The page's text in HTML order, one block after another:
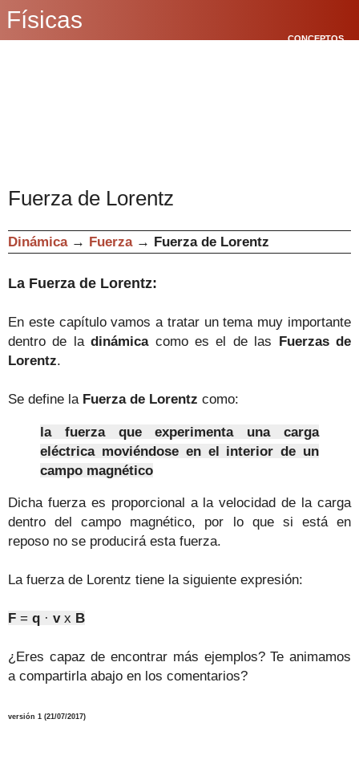
Físicas
CONCEPTOS
Fuerza de Lorentz
Dinámica → Fuerza → Fuerza de Lorentz
La Fuerza de Lorentz:
En este capítulo vamos a tratar un tema muy importante
dentro de ladinámica como es el de las Fuerzas de
Lorentz.
Se define la Fuerza de Lorentz como:
la fuerza que experimenta una carga
eléctrica moviéndose en el interior de un
campo magnético
Dicha fuerza es proporcional a la velocidad de la carga
dentro del campo magnético, por lo que si está en
reposo no se producirá esta fuerza.
La fuerza de Lorentz tiene la siguiente expresión:
F = q · vx B
¿Eres capaz de encontrar más ejemplos? Te animamos
a compartirla abajo en los comentarios?
versión 1 (21/07/2017)